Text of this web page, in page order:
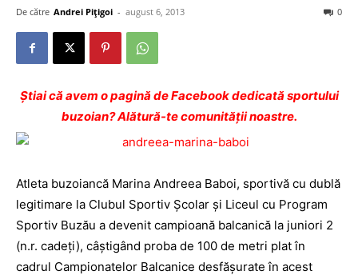
De către Andrei Pițigoi - august 6, 2013 0
Ştiai că avem o pagină de Facebook dedicată sportului
buzoian? Alătură-te comunității noastre.
Atleta buzoiancă Marina Andreea Baboi, sportivă cu dublă
legitimare la Clubul Sportiv Şcolar şi Liceul cu Program
Sportiv Buzău a devenit campioană balcanică la juniori 2
(n.r. cadeţi), câştigând proba de 100 de metri plat în
cadrul Campionatelor Balcanice desfăşurate în acest